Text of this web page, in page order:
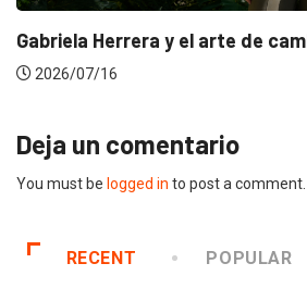
Gabriela Herrera y el arte de
2026/07/16
Deja un comentario
You must be logged in to post a comment.
RECENT POPULAR